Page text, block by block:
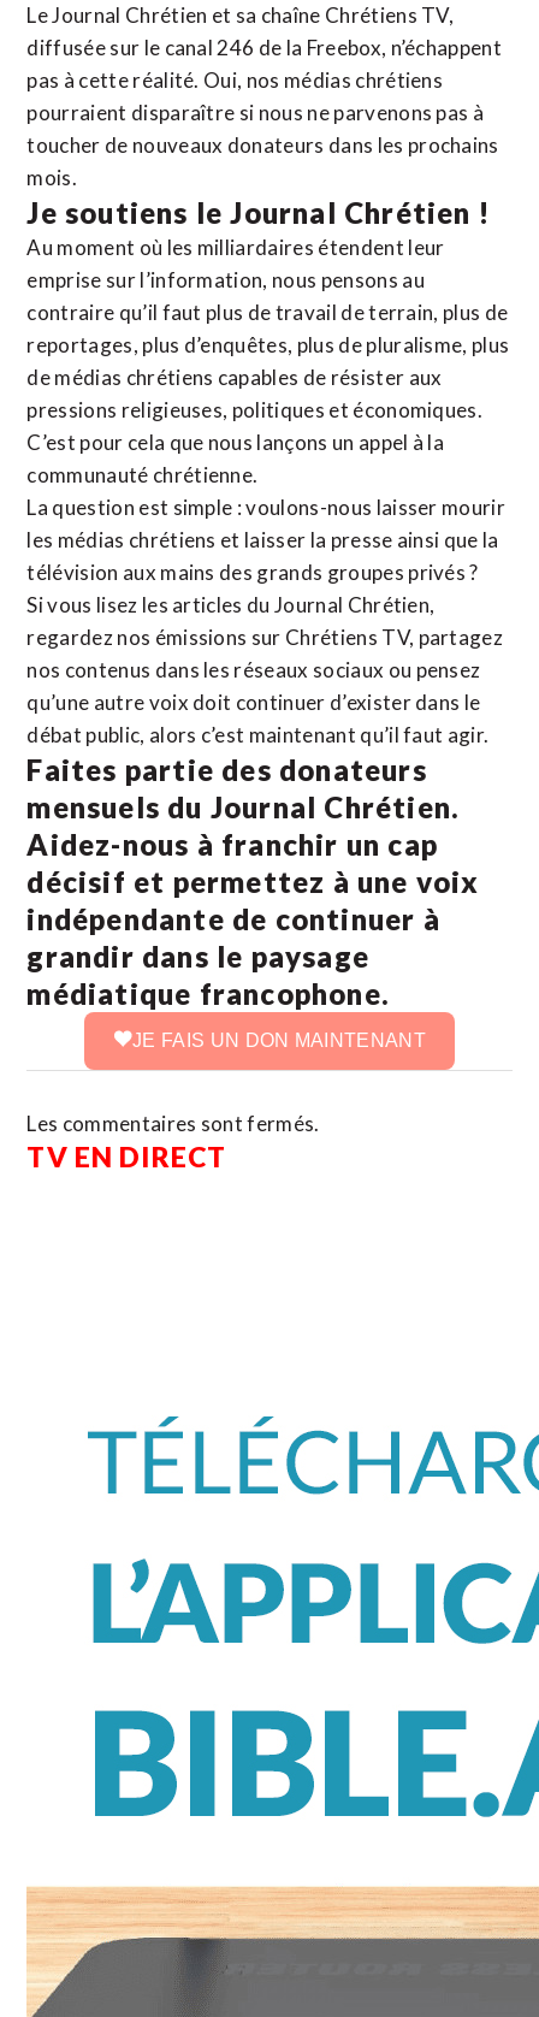
Le Journal Chrétien et sa chaîne Chrétiens TV,
diffusée sur le canal 246 de la Freebox, n’échappent
pas à cette réalité. Oui, nos médias chrétiens
pourraient disparaître si nous ne parvenons pas à
toucher de nouveaux donateurs dans les prochains
mois.
Je soutiens le Journal Chrétien !
Au moment où les milliardaires étendent leur
emprise sur l’information, nous pensons au
contraire qu’il faut plus de travail de terrain, plus de
reportages, plus d’enquêtes, plus de pluralisme, plus
de médias chrétiens capables de résister aux
pressions religieuses, politiques et économiques.
C’est pour cela que nous lançons un appel à la
communauté chrétienne.
La question est simple : voulons-nous laisser mourir
les médias chrétiens et laisser la presse ainsi que la
télévision aux mains des grands groupes privés ?
Si vous lisez les articles du Journal Chrétien,
regardez nos émissions sur Chrétiens TV, partagez
nos contenus dans les réseaux sociaux ou pensez
qu’une autre voix doit continuer d’exister dans le
débat public, alors c’est maintenant qu’il faut agir.
Faites partie des donateurs
mensuels du Journal Chrétien.
Aidez-nous à franchir un cap
décisif et permettez à une voix
indépendante de continuer à
grandir dans le paysage
médiatique francophone.
JE FAIS UN DON MAINTENANT
Les commentaires sont fermés.
TV EN DIRECT